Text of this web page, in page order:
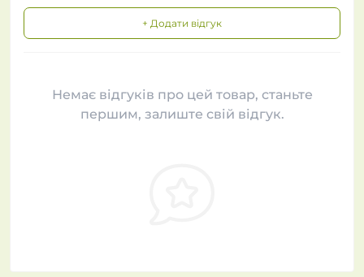
+ Додати відгук
Немає відгуків про цей товар, станьте
першим, залиште свій відгук.